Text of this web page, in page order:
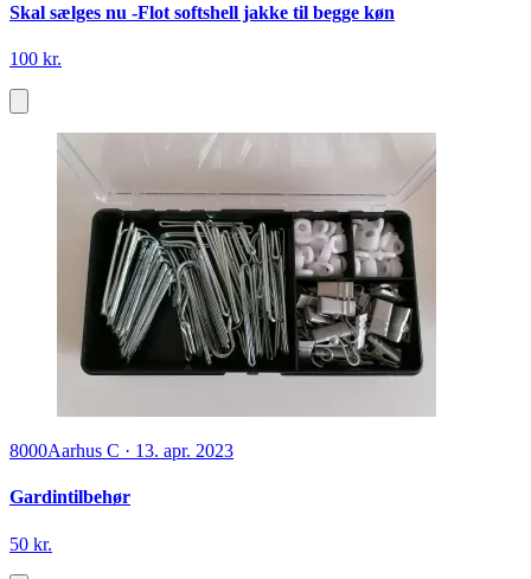
Skal sælges nu -Flot softshell jakke til begge køn
100 kr.
8000Aarhus C · 13. apr. 2023
Gardintilbehør
50 kr.